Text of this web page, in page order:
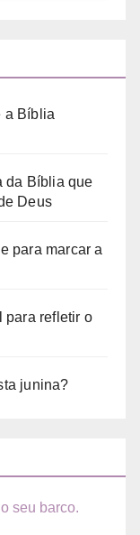
a Bíblia
da Bíblia que
Deus
para marcar a
para refletir o
junina?
seu barco.